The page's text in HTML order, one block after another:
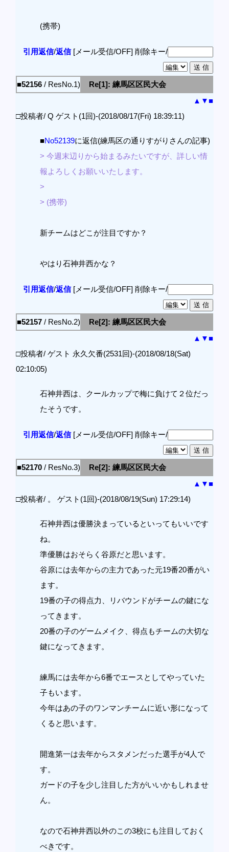
(携帯)
引用返信/返信[メール受信/OFF] 削除キー/
■52156 / ResNo.1)
Re[1]: 練馬区区民大会
▲ ▼■
□投稿者/ Q ゲスト(1回)-(2018/08/17(Fri) 18:39:11)
■No52139に返信(練馬区の通りすがりさんの記事)
> 今週末辺りから始まるみたいですが、詳しい情
報よろしくお願いいたします。
>
> (携帯)
新チームはどこが注目ですか？
やはり石神井西かな？
引用返信/返信[メール受信/OFF] 削除キー/
■52157 / ResNo.2)
Re[2]: 練馬区区民大会
▲ ▼■
□投稿者/ ゲスト 永久欠番(2531回)-(2018/08/18(Sat)
02:10:05)
石神井西は、クールカップで梅に負けて２位だっ
たそうです。
引用返信/返信[メール受信/OFF] 削除キー/
■52170 / ResNo.3)
Re[2]: 練馬区区民大会
▲ ▼■
□投稿者/ 。 ゲスト(1回)-(2018/08/19(Sun) 17:29:14)
石神井西は優勝決まっているといってもいいです
ね。
準優勝はおそらく谷原だと思います。
谷原には去年からの主力であった元19番20番がい
ます。
19番の子の得点力、リバウンドがチームの鍵にな
ってきます。
20番の子のゲームメイク、得点もチームの大切な
鍵になってきます。
練馬には去年から6番でエースとしてやっていた
子もいます。
今年はあの子のワンマンチームに近い形になって
くると思います。
開進第一は去年からスタメンだった選手が4人で
す。
ガードの子を少し注目した方がいいかもしれませ
ん。
なので石神井西以外のこの3校にも注目しておく
べきです。